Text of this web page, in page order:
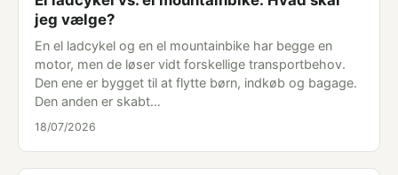
jeg vælge?
En el ladcykel og en el mountainbike har begge en
motor, men de løser vidt forskellige transportbehov.
Den ene er bygget til at flytte børn, indkøb og bagage.
Den anden er skabt…
18/07/2026